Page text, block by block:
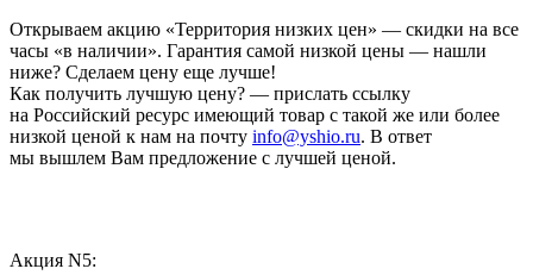
Открываем акцию «Территория низких цен» — скидки на все
часы «в наличии». Гарантия самой низкой цены — нашли
ниже? Сделаем цену еще лучше!
Как получить лучшую цену? — прислать ссылку
на Российский ресурс имеющий товар с такой же или более
низкой ценой к нам на почту info@yshio.ru. В ответ
мы вышлем Вам предложение с лучшей ценой.
Акция N5: